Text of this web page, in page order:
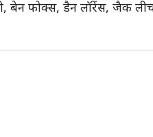
बेन फोक्स, डैन लॉरेंस, जैक